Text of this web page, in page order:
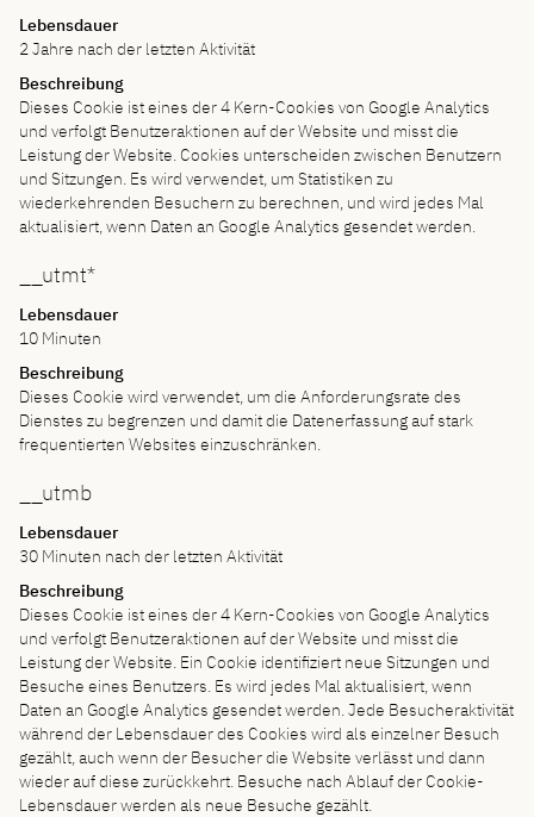
Lebensdauer
2 Jahre nach der letzten Aktivität
Beschreibung
Dieses Cookie ist eines der 4 Kern-Cookies von Google Analytics
und verfolgt Benutzeraktionen auf der Website und misst die
Leistung der Website. Cookies unterscheiden zwischen Benutzern
und Sitzungen. Es wird verwendet, um Statistiken zu
wiederkehrenden Besuchern zu berechnen, und wird jedes Mal
aktualisiert, wenn Daten an Google Analytics gesendet werden.
__utmt*
Lebensdauer
10 Minuten
Beschreibung
Dieses Cookie wird verwendet, um die Anforderungsrate des
Dienstes zu begrenzen und damit die Datenerfassung auf stark
frequentierten Websites einzuschränken.
__utmb
Lebensdauer
30 Minuten nach der letzten Aktivität
Beschreibung
Dieses Cookie ist eines der 4 Kern-Cookies von Google Analytics
und verfolgt Benutzeraktionen auf der Website und misst die
Leistung der Website. Ein Cookie identifiziert neue Sitzungen und
Besuche eines Benutzers. Es wird jedes Mal aktualisiert, wenn
Daten an Google Analytics gesendet werden. Jede Besucheraktivität
während der Lebensdauer des Cookies wird als einzelner Besuch
gezählt, auch wenn der Besucher die Website verlässt und dann
wieder auf diese zurückkehrt. Besuche nach Ablauf der Cookie-
Lebensdauer werden als neue Besuche gezählt.